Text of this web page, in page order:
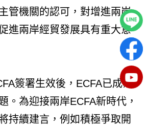
管機關的認可，對增進兩岸
進兩岸經貿發展具有重大意
簽署生效後，ECFA已成為
。為迎接兩岸ECFA新時代，
持續建言，例如積極爭取開